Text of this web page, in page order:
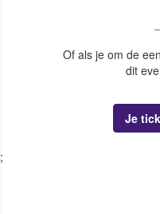
Of als je om de
dit
Je
;